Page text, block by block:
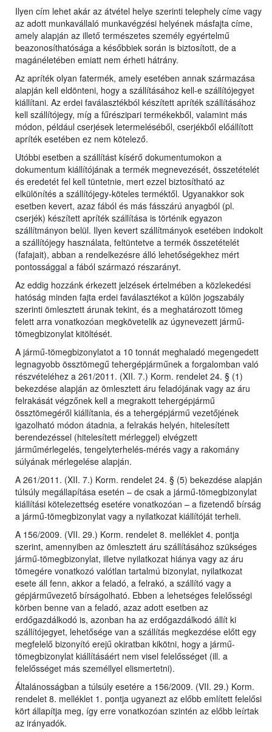
Ilyen cím lehet akár az átvétel helye szerinti telephely címe vagy
az adott munkavállaló munkavégzési helyének másfajta címe,
amely alapján az illető természetes személy egyértelmű
beazonosíthatósága a későbbiek során is biztosított, de a
magánéletében emiatt nem érheti hátrány.
Az apríték olyan fatermék, amely esetében annak származása
alapján kell eldönteni, hogy a szállításához kell-e szállítójegyet
kiállítani. Az erdei faválasztékból készített apríték szállításához
kell szállítójegy, míg a fűrészipari termékekből, valamint más
módon, például cserjések letermeléséből, cserjékből előállított
apríték esetében ez nem kötelező.
Utóbbi esetben a szállítást kísérő dokumentumokon a
dokumentum kiállítójának a termék megnevezését, összetételét
és eredetét fel kell tüntetnie, mert ezzel biztosítható az
elkülönítés a szállítójegy-köteles terméktől. Ugyanakkor sok
esetben kevert, azaz fából és más fásszárú anyagból (pl.
cserjék) készített apríték szállítása is történik egyazon
szállítmányon belül. Ilyen kevert szállítmányok esetében indokolt
a szállítójegy használata, feltüntetve a termék összetételét
(fafajait), abban a rendelkezésre álló lehetőségekhez mért
pontossággal a fából származó részarányt.
Az eddig hozzánk érkezett jelzések értelmében a közlekedési
hatóság minden fajta erdei faválasztékot a külön jogszabály
szerinti ömlesztett árunak tekint, és a meghatározott tömeg
felett arra vonatkozóan megkövetelik az úgynevezett jármű-
tömegbizonylat kitöltését.
A jármű-tömegbizonylatot a 10 tonnát meghaladó megengedett
legnagyobb össztömegű tehergépjárműnek a forgalomban való
részvételéhez a 261/2011. (XII. 7.) Korm. rendelet 24. § (1)
bekezdése alapján az ömlesztett áru feladójának vagy az áru
felrakását végzőnek kell a megrakott tehergépjármű
össztömegéről kiállítania, és a tehergépjármű vezetőjének
igazolható módon átadnia, a felrakás helyén, hitelesített
berendezéssel (hitelesített mérleggel) elvégzett
járműmérlegelés, tengelyterhelés-mérés vagy a rakomány
súlyának mérlegelése alapján.
A 261/2011. (XII. 7.) Korm. rendelet 24. § (5) bekezdése alapján
túlsúly megállapítása esetén – de csak a jármű-tömegbizonylat
kiállítási kötelezettség esetére vonatkozóan – a fizetendő bírság
a jármű-tömegbizonylat vagy a nyilatkozat kiállítóját terheli.
A 156/2009. (VII. 29.) Korm. rendelet 8. melléklet 4. pontja
szerint, amennyiben az ömlesztett áru szállításához szükséges
jármű-tömegbizonylat, illetve nyilatkozat hiánya vagy az áru
tömegére vonatkozó valótlan tartalmú bizonylat, nyilatkozat
esete áll fenn, akkor a feladó, a felrakó, a szállító vagy a
gépjárművezető bírságolható. Ebben a lehetséges felelősségi
körben benne van a feladó, azaz adott esetben az
erdőgazdálkodó is, azonban ha az erdőgazdálkodó állít ki
szállítójegyet, lehetősége van a szállítás megkezdése előtt egy
megfelelő bizonyító erejű okiratban kikötni, hogy a jármű-
tömegbizonylat kiállításáért nem visel felelősséget (ill. a
felelősséget más személlyel elismertetni).
Általánosságban a túlsúly esetére a 156/2009. (VII. 29.) Korm.
rendelet 8. melléklet 1. pontja ugyanezt az előbb említett felelősi
kört állapítja meg, így erre vonatkozóan szintén az előbb leírtak
az irányadók.